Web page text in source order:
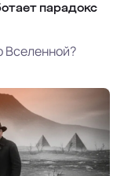
парадокс
Вселенной?